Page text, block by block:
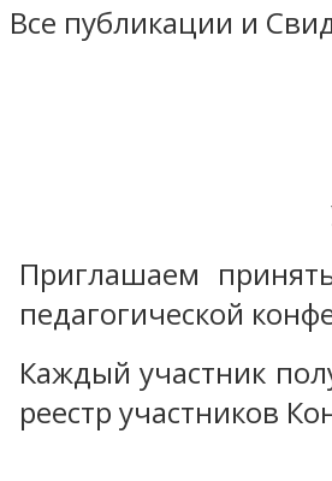
Все публикации и
Приглашаем
педагогической
Каждый участник
реестр участников